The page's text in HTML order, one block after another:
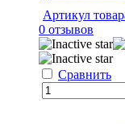
Артикул
0 отзывов
Сравнить